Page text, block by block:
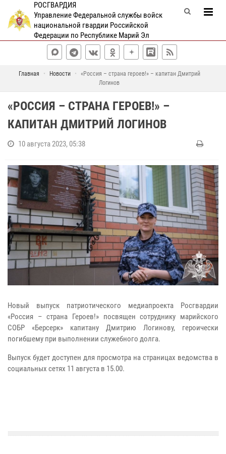
РОСГВАРДИЯ
Управление Федеральной службы войск
национальной гвардии Российской
Федерации по Республике Марий Эл
Главная Новости
«Россия – страна героев!» – капитан Дмитрий
Логинов
«РОССИЯ – СТРАНА ГЕРОЕВ!» –
КАПИТАН ДМИТРИЙ ЛОГИНОВ
10 августа 2023, 05:38
Новый выпуск патриотического медиапроекта Росгвардии
«Россия – страна Героев!» посвящен сотруднику марийского
СОБР «Берсерк» капитану Дмитрию Логинову, героически
погибшему при выполнении служебного долга.
Выпуск будет доступен для просмотра на страницах ведомства в
социальных сетях 11 августа в 15.00.